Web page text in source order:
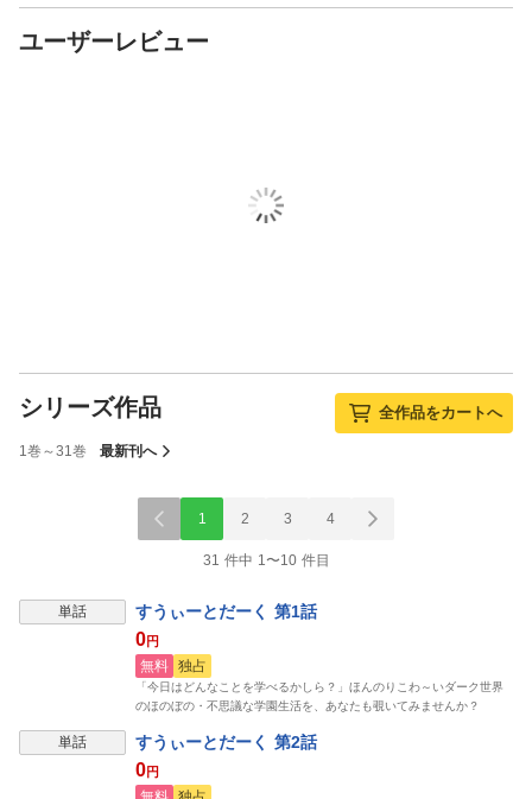
ユーザーレビュー
シリーズ作品 全作品をカートへ
1巻～31巻 最新刊へ
1 2 3 4
31 件中 1〜10 件目
単話 すうぃーとだーく 第1話
0円
無料 独占
「今日はどんなことを学べるかしら？」ほんのりこわ～いダーク世界
のほのぼの・不思議な学園生活を、あなたも覗いてみませんか？
単話 すうぃーとだーく 第2話
0円